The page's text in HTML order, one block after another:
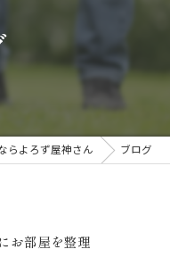
らよろず屋神さん ブログ
お部屋を整理